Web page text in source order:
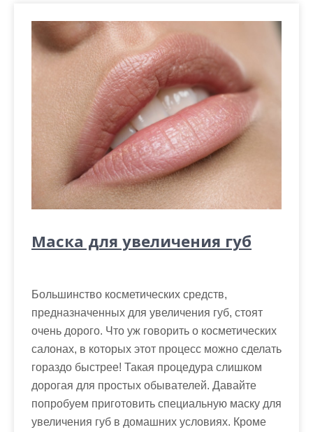
Маска для увеличения губ
Большинство косметических средств,
предназначенных для увеличения губ, стоят
очень дорого. Что уж говорить о косметических
салонах, в которых этот процесс можно сделать
гораздо быстрее! Такая процедура слишком
дорогая для простых обывателей. Давайте
попробуем приготовить специальную маску для
увеличения губ в домашних условиях. Кроме